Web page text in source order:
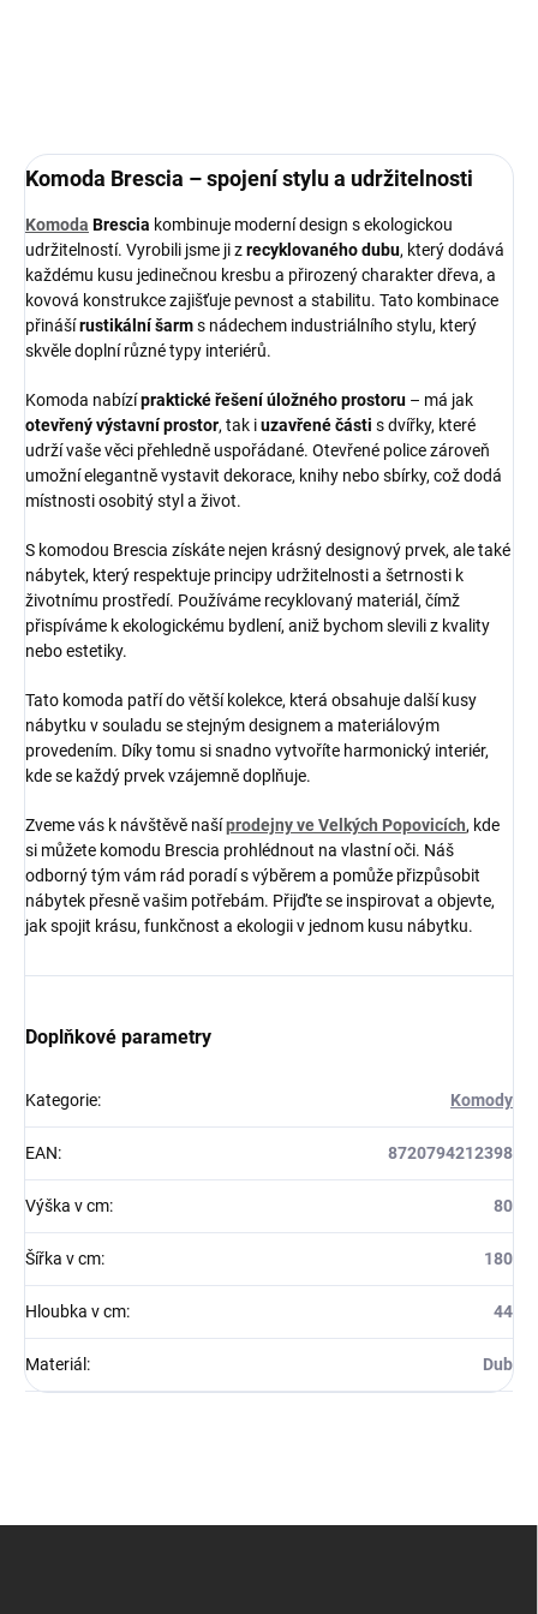
Komoda Brescia – spojení stylu a udržitelnosti
Komoda Brescia kombinuje moderní design s ekologickou
udržitelností. Vyrobili jsme ji zrecyklovaného dubu, který dodává
každému kusu jedinečnou kresbu a přirozený charakter dřeva, a
kovová konstrukce zajišťuje pevnost a stabilitu. Tato kombinace
přinášírustikální šarms nádechem industriálního stylu, který
skvěle doplní různé typy interiérů.
Komoda nabízípraktické řešení úložného prostoru – má jak
otevřený výstavní prostor, tak iuzavřené části s dvířky, které
udrží vaše věci přehledně uspořádané. Otevřené police zároveň
umožní elegantně vystavit dekorace, knihy nebo sbírky, což dodá
místnosti osobitý styl a život.
S komodou Brescia získáte nejen krásný designový prvek, ale také
nábytek, který respektuje principy udržitelnosti a šetrnosti k
životnímu prostředí. Používáme recyklovaný materiál, čímž
přispíváme k ekologickému bydlení, aniž bychom slevili z kvality
nebo estetiky.
Tato komoda patří do větší kolekce, která obsahuje další kusy
nábytku v souladu se stejným designem a materiálovým
provedením. Díky tomu si snadno vytvoříte harmonický interiér,
kde se každý prvek vzájemně doplňuje.
Zveme vás k návštěvě našíprodejny ve Velkých Popovicích, kde
si můžete komodu Brescia prohlédnout na vlastní oči. Náš
odborný tým vám rád poradí s výběrem a pomůže přizpůsobit
nábytek přesně vašim potřebám. Přijďte se inspirovat a objevte,
jak spojit krásu, funkčnost a ekologii v jednom kusu nábytku.
Doplňkové parametry
Kategorie: Komody
EAN: 8720794212398
Výška v cm: 80
Šířka v cm: 180
Hloubka v cm: 44
Materiál : Dub